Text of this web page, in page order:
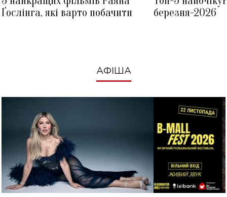
Ґослінга, які варто побачити
березня-2026
АФІША